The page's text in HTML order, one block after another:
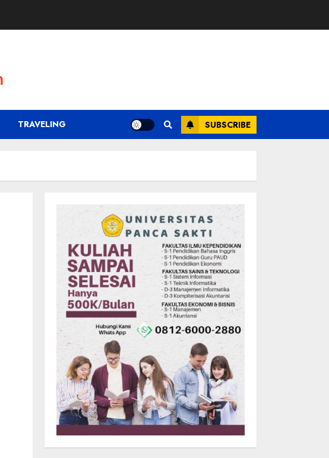
TRAVELING SUBSCRIBE